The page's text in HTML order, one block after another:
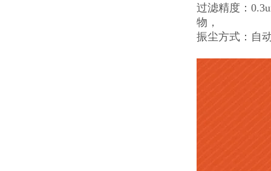
过滤精度：
物，
振尘方式：自